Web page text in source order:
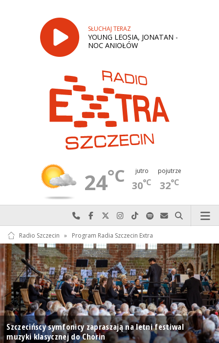
SŁUCHAJ TERAZ
YOUNG LEOSIA, JONATAN -
NOC ANIOŁÓW
24°C jutro
30°C
pojutrze
32°C
Najlepiej po prostu do nas zadzwoń
Odwiedź nas na Facebook-u
Odwiedź nas na X
Odwiedź nas na Instagram-ie
Odwiedź nas na TikTok-u
Szukaj nas na Spotify
Wyślij do nas
Szukaj
Radio Szczecin » Program Radia Szczecin Extra
Szczecińscy symfonicy zapraszają na letni festiwal
muzyki klasycznej do Chorin